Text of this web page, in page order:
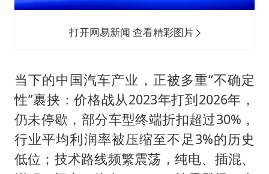
女儿为争财产堵门阻挠父亲出殡
夯实基础开新局
打开网易新闻 查看精彩图片
当下的中国汽车产业，正被多重“不确定
性”裹挟：价格战从2023年打到2026年，
仍未停歇，部分车型终端折扣超过30%，
行业平均利润率被压缩至不足3%的历史
低位；技术路线频繁震荡，纯电、插混、